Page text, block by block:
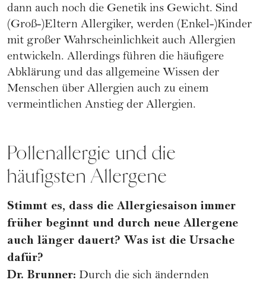
dann auch noch die Genetik ins Gewicht. Sind
(Groß-)Eltern Allergiker, werden (Enkel-)Kinder
mit großer Wahrscheinlichkeit auch Allergien
entwickeln. Allerdings führen die häufigere
Abklärung und das allgemeine Wissen der
Menschen über Allergien auch zu einem
vermeintlichen Anstieg der Allergien.
Pollenallergie und die
häufigsten Allergene
Stimmt es, dass die Allergiesaison immer
früher beginnt und durch neue Allergene
auch länger dauert? Was ist die Ursache
dafür?
Dr. Brunner: Durch die sich ändernden